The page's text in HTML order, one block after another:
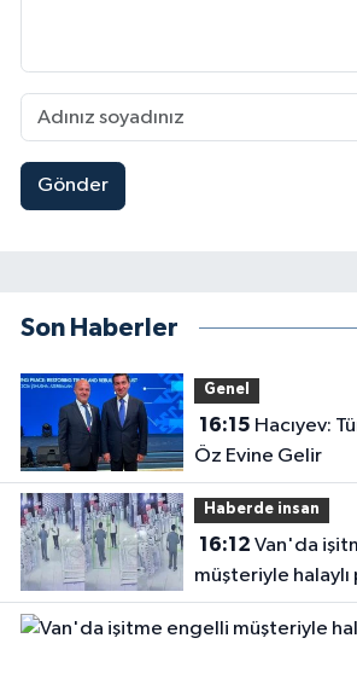
Gönder
Son Haberler
Genel
16:15
Öz Evine Gelir
Haberde insan
16:12
müşteriyle halaylı
gülümsetti